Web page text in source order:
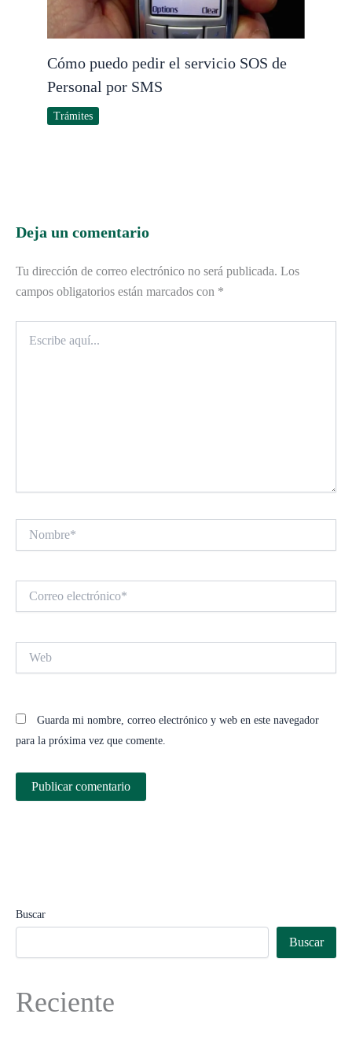
Cómo puedo pedir el servicio SOS de
Personal por SMS
Trámites
Deja un comentario
Tu dirección de correo electrónico no será publicada. Los
campos obligatorios están marcados con *
aquí...
electrónico*
Guarda mi nombre, correo electrónico y web en este navegador
para la próxima vez que comente.
Buscar
Buscar
Reciente